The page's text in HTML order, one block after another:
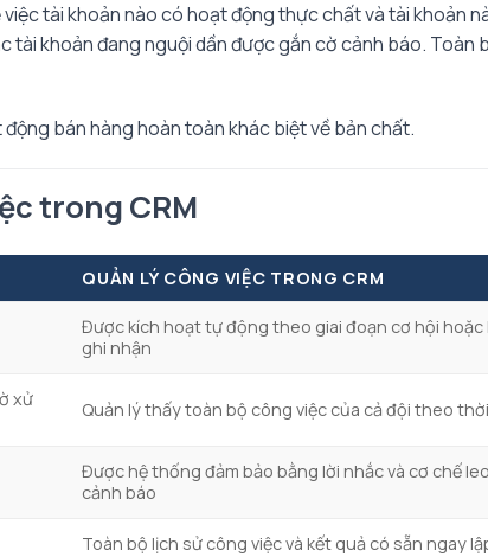
tài khoản nào có hoạt động thực chất và tài khoản
tài khoản đang nguội dần được gắn cờ cảnh báo. Toàn
bán hàng hoàn toàn khác biệt về bản chất.
trong CRM
QUẢN LÝ CÔNG VIỆC TRONG CRM
Được kích hoạt tự động theo giai đoạn cơ hội hoặc
ghi nhận
xử
Quản lý thấy toàn bộ công việc của cả đội theo
Được hệ thống đảm bảo bằng lời nhắc và cơ chế
cảnh báo
Toàn bộ lịch sử công việc và kết quả có sẵn ngay